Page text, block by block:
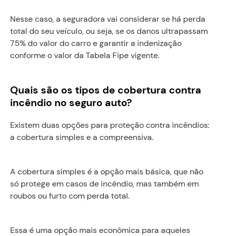
Nesse caso, a seguradora vai considerar se há perda
total do seu veículo, ou seja, se os danos ultrapassam
75% do valor do carro e garantir a indenização
conforme o valor da Tabela Fipe vigente.
Quais são os tipos de cobertura contra
incêndio no seguro auto?
Existem duas opções para proteção contra incêndios:
a cobertura simples e a compreensiva.
A cobertura simples é a opção mais básica, que não
só protege em casos de incêndio, mas também em
roubos ou furto com perda total.
Essa é uma opção mais econômica para aqueles